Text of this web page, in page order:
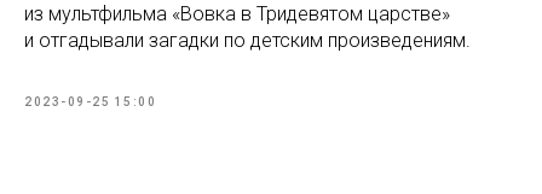
из мультфильма «Вовка в Тридевятом царстве»
и отгадывали загадки по детским произведениям.
2023-09-25 15:00